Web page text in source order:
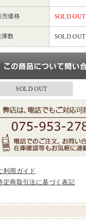
売価格 SOLD OUT
庫数 SOLD OUT
SOLD OUT
用ガイド
商取引法に基づく表記